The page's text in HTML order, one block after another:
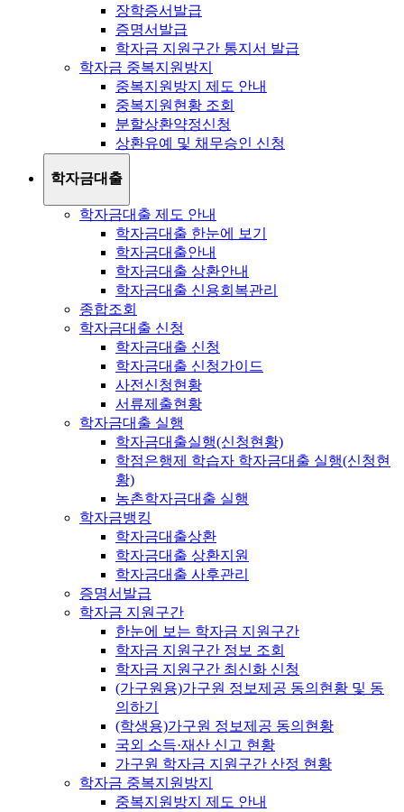
장학증서발급
증명서발급
학자금 지원구간 통지서 발급
학자금 중복지원방지
중복지원방지 제도 안내
중복지원현황 조회
분할상환약정신청
상환유예 및 채무승인 신청
학자금대출
학자금대출 제도 안내
학자금대출 한눈에 보기
학자금대출안내
학자금대출 상환안내
학자금대출 신용회복관리
종합조회
학자금대출 신청
학자금대출 신청
학자금대출 신청가이드
사전신청현황
서류제출현황
학자금대출 실행
학자금대출실행(신청현황)
학점은행제 학습자 학자금대출 실행(신청현
황)
농촌학자금대출 실행
학자금뱅킹
학자금대출상환
학자금대출 상환지원
학자금대출 사후관리
증명서발급
학자금 지원구간
한눈에 보는 학자금 지원구간
학자금 지원구간 정보 조회
학자금 지원구간 최신화 신청
(가구원용)가구원 정보제공 동의현황 및 동
의하기
(학생용)가구원 정보제공 동의현황
국외 소득·재산 신고 현황
가구원 학자금 지원구간 산정 현황
학자금 중복지원방지
중복지원방지 제도 안내